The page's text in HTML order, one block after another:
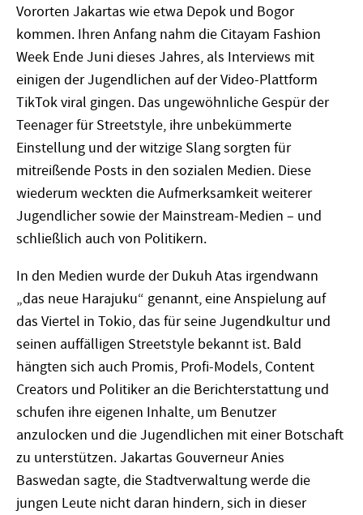
Vororten Jakartas wie etwa Depok und Bogor
kommen. Ihren Anfang nahm die Citayam Fashion
Week Ende Juni dieses Jahres, als Interviews mit
einigen der Jugendlichen auf der Video-Plattform
TikTok viral gingen. Das ungewöhnliche Gespür der
Teenager für Streetstyle, ihre unbekümmerte
Einstellung und der witzige Slang sorgten für
mitreißende Posts in den sozialen Medien. Diese
wiederum weckten die Aufmerksamkeit weiterer
Jugendlicher sowie der Mainstream-Medien – und
schließlich auch von Politikern.
In den Medien wurde der Dukuh Atas irgendwann
„das neue Harajuku“ genannt, eine Anspielung auf
das Viertel in Tokio, das für seine Jugendkultur und
seinen auffälligen Streetstyle bekannt ist. Bald
hängten sich auch Promis, Profi-Models, Content
Creators und Politiker an die Berichterstattung und
schufen ihre eigenen Inhalte, um Benutzer
anzulocken und die Jugendlichen mit einer Botschaft
zu unterstützen. Jakartas Gouverneur Anies
Baswedan sagte, die Stadtverwaltung werde die
jungen Leute nicht daran hindern, sich in dieser